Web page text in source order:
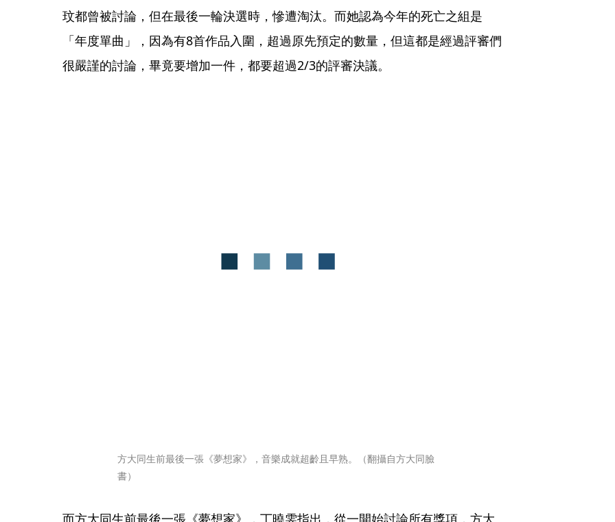
玟都曾被討論，但在最後一輪決選時，慘遭淘汰。而她認為今年的死亡之組是
「年度單曲」，因為有8首作品入圍，超過原先預定的數量，但這都是經過評審們
很嚴謹的討論，畢竟要增加一件，都要超過2/3的評審決議。
方大同生前最後一張《夢想家》，音樂成就超齡且早熟。（翻攝自方大同臉
書）
而方大同生前最後一張《夢想家》，丁曉雯指出，從一開始討論所有獎項，方大